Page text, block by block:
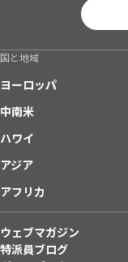
国と地域
ヨーロッパ
中南米
ハワイ
アジア
アフリカ
ウェブマガジン
特派員ブログ